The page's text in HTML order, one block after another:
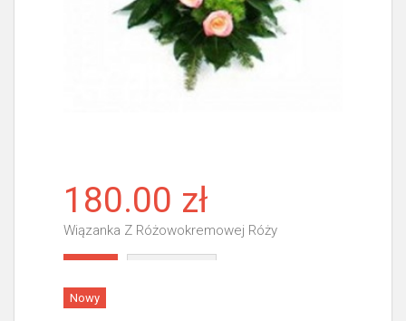
180.00 zł
Wiązanka Z Różowokremowej Róży
Nowy